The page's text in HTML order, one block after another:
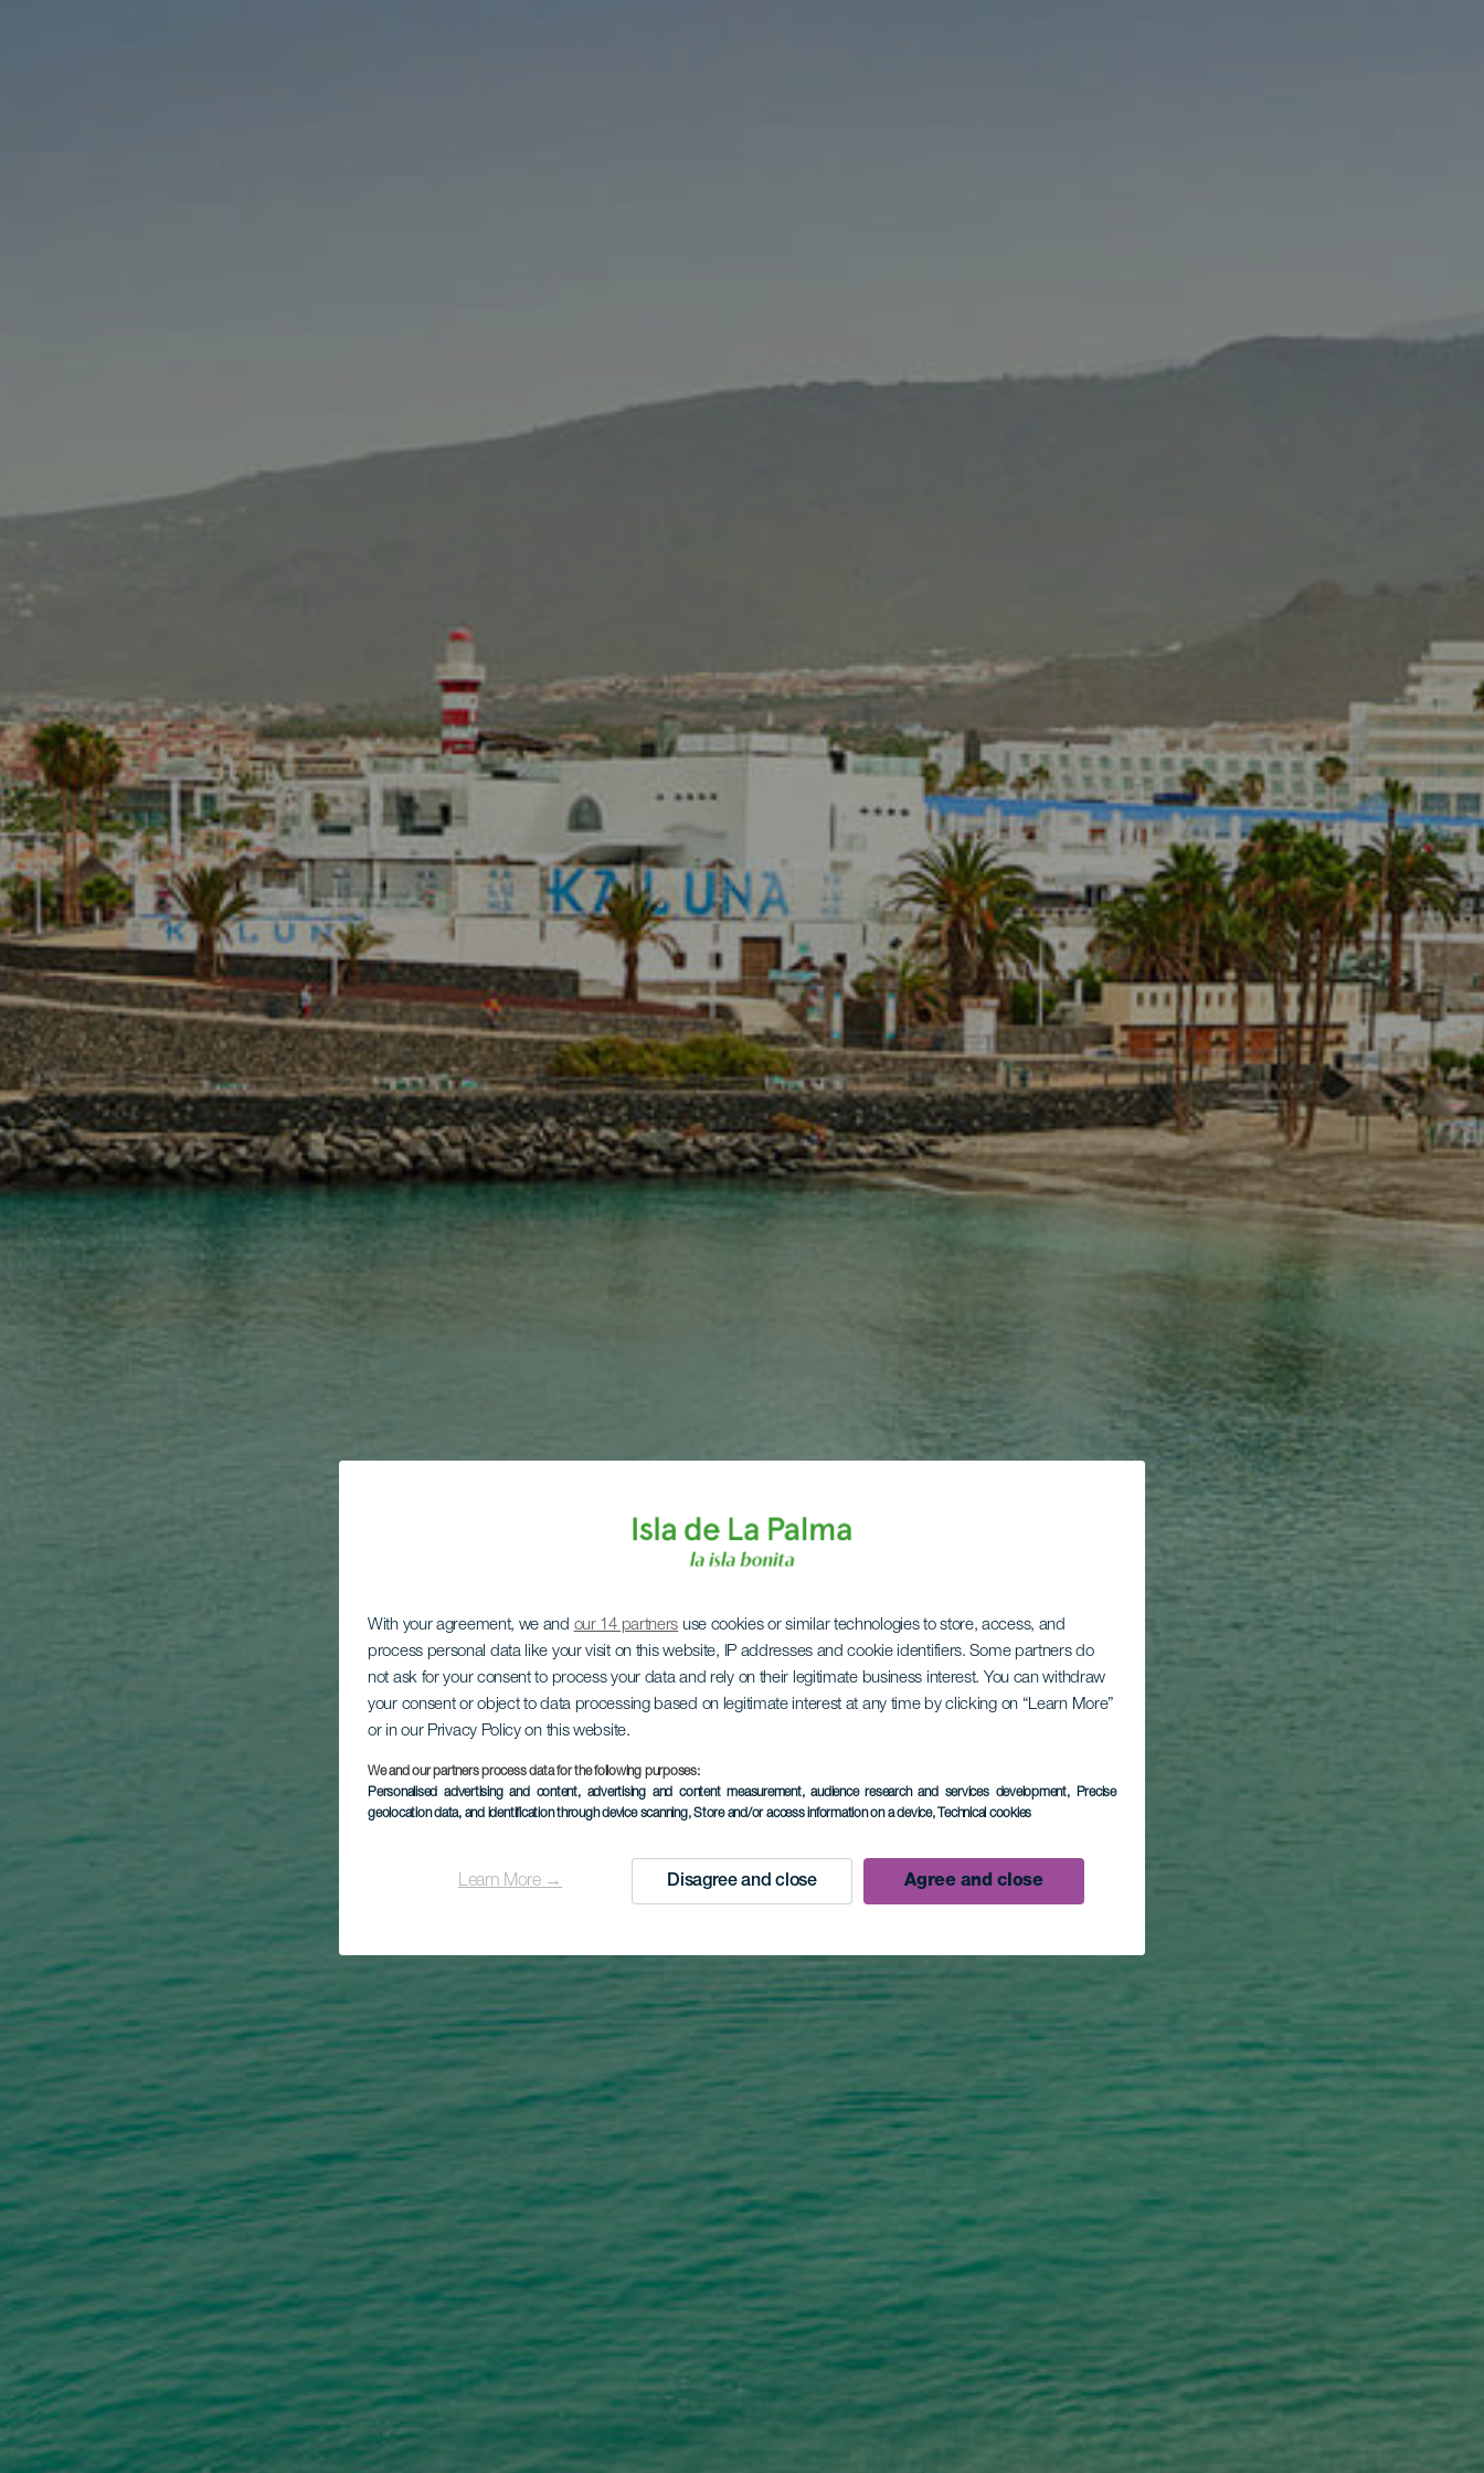
With your agreement, we and our 14 partners use cookies or similar technologies to store, access, and
process personal data like your visit on this website, IP addresses and cookie identifiers. Some partners do
not ask for your consent to process your data and rely on their legitimate business interest. You can withdraw
your consent or object to data processing based on legitimate interest at any time by clicking on “Learn More”
or in our Privacy Policy on this website.
We and our partners process data for the following purposes:
Personalised advertising and content, advertising and content measurement, audience research and services development, Precise
geolocation data, and identification through device scanning, Store and/or access information on a device, Technical cookies
Learn More → Disagree and close Agree and close